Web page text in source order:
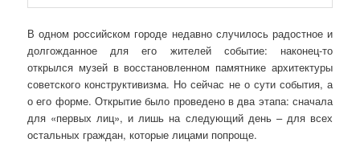
В одном российском городе недавно случилось радостное и
долгожданное для его жителей событие: наконец-то
открылся музей в восстановленном памятнике архитектуры
советского конструктивизма. Но сейчас не о сути события, а
о его форме. Открытие было проведено в два этапа: сначала
для «первых лиц», и лишь на следующий день – для всех
остальных граждан, которые лицами попроще.